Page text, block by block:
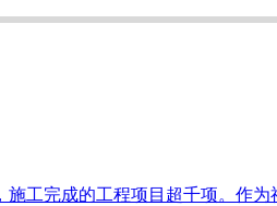
工完成的工程项目超千项。作